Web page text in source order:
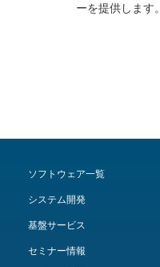
ーを提供します。
ソフトウェア一覧
システム開発
基盤サービス
セミナー情報